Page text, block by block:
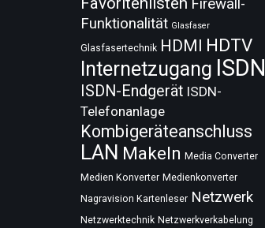
Firewall-
Funktionalität Glasfaser
Glasfasertechnik HDMI HDTV
Internetzugang ISDN
ISDN-Endgerät ISDN-
Telefonanlage
Kombigeräteanschluss
LAN Makeln Media Converter
Medien Konverter Medienkonverter
Nagravision Kartenleser Netzwerk
Netzwerktechnik Netzwerkverkabelung